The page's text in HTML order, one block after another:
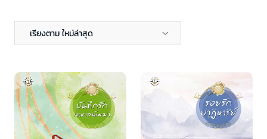
เรียงตาม ใหม่ล่าสุด